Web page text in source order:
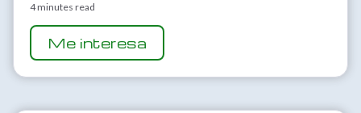
4 minutes read
Me interesa